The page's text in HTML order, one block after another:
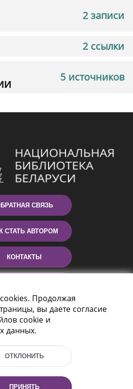
2 записи
2 ссылки
5 источников
СВЯЗЬ
СТАТЬ АВТОРОМ
КОНТАКТЫ
116
Продолжая
вы даете согласие
cookie и
данных.
ОТКЛОНИТЬ
ПРИНЯТЬ